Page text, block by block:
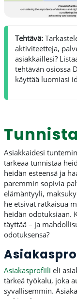
Tehtävä:
aktiviteetteja,
asiakkaillesi?
tehtävän osiossa
käyttää luomiasi
Asiakkaidesi
tärkeää tunnistaa
heidän esteensä ja
paremmin sopivia
elämäntyyli,
he etsivät ratkaisua
heidän odotuksiaan.
täyttää – ja
odotuksensa?
Asiakasprofiili eli
tärkeä työkalu, joka
syvällisemmin.